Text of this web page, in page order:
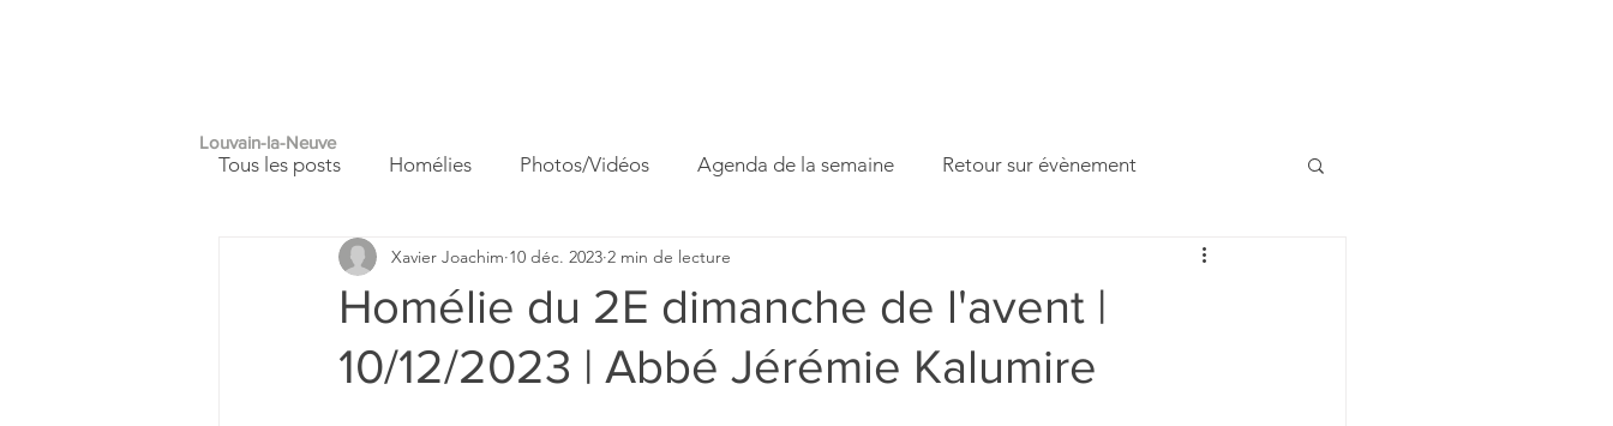
Louvain-la-Neuve
Tous les posts Homélies Photos/Vidéos Agenda de la semaine Retour sur évènement
Autour de nous Carnet de famille Fête paroissiale
Homélie du 2E dimanche de l'avent |
10/12/2023 | Abbé Jérémie Kalumire
Xavier Joachim 10 déc. 2023 2 min de lecture